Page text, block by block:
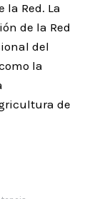
Red. La
de la Red
del
la
de